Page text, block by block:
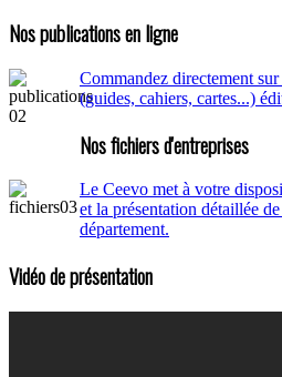
Nos publications en ligne
Commandez directement
(guides, cahiers, cartes...)
Nos fichiers d'entreprises
Le Ceevo met à votre
et la présentation détaillée
département.
Vidéo de présentation